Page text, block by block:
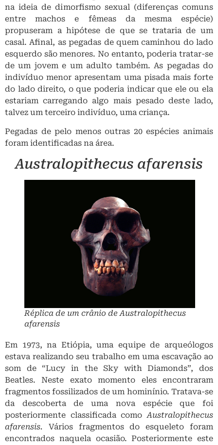
na ideia de dimorfismo sexual (diferenças comuns
entre machos e fêmeas da mesma espécie)
propuseram a hipótese de que se trataria de um
casal. Afinal, as pegadas de quem caminhou do lado
esquerdo são menores. No entanto, poderia tratar-se
de um jovem e um adulto também. As pegadas do
indivíduo menor apresentam uma pisada mais forte
do lado direito, o que poderia indicar que ele ou ela
estariam carregando algo mais pesado deste lado,
talvez um terceiro indivíduo, uma criança.
Pegadas de pelo menos outras 20 espécies animais
foram identificadas na área.
Australopithecus afarensis
Réplica de um crânio deAustralopithecus
afarensis
Em 1973, na Etiópia, uma equipe de arqueólogos
estava realizando seu trabalho em uma escavação ao
som de “Lucy in the Sky with Diamonds”, dos
Beatles. Neste exato momento eles encontraram
fragmentos fossilizados de um hominínio. Tratava-se
da descoberta de uma nova espécie que foi
posteriormente classificada comoAustralopithecus
afarensis.
Vários fragmentos do esqueleto foram
encontrados naquela ocasião. Posteriormente este